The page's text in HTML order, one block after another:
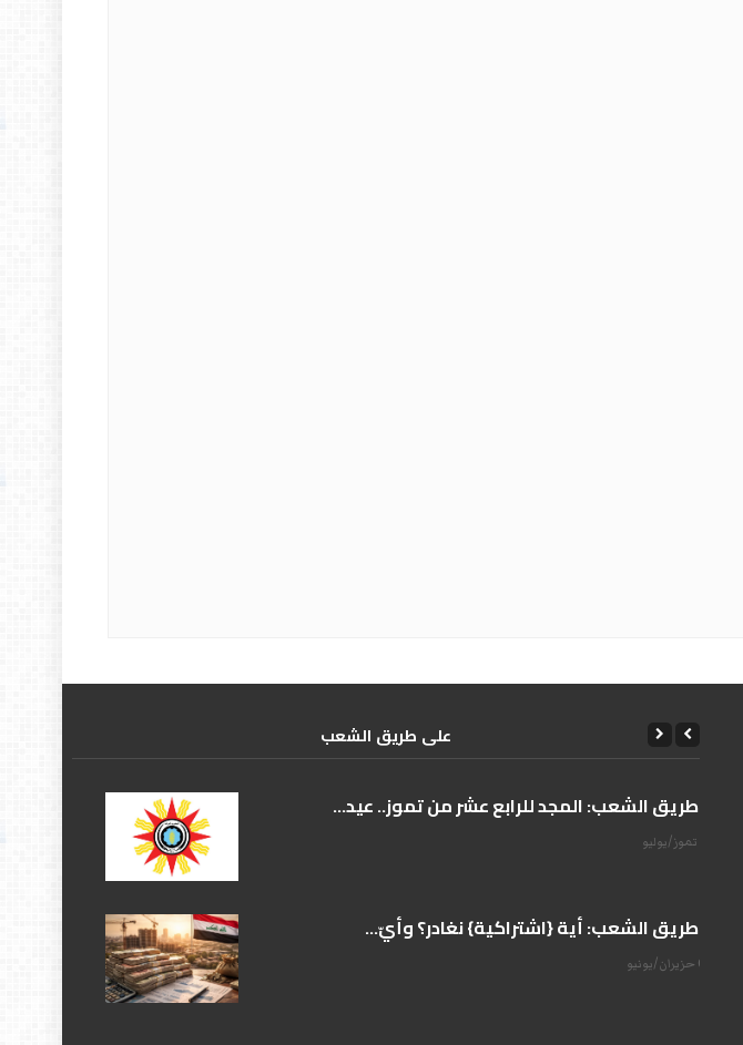
علی طریق الشعب
على طريق الشعب: المجد للرابع عشر من تموز.. عيد...
على طريق الشعب: أية {اشتراكية} نغادر؟ وأيّ...
07 حزيران/يونيو